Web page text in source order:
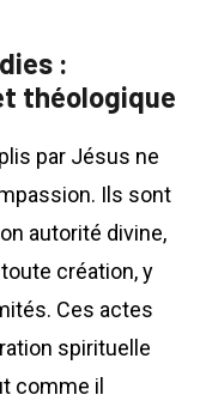
:
théologique
par Jésus ne
Ils sont
autorité divine,
création, y
Ces actes
spirituelle
comme il